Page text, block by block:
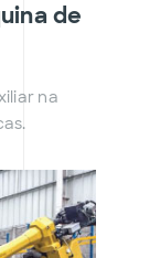
de
na